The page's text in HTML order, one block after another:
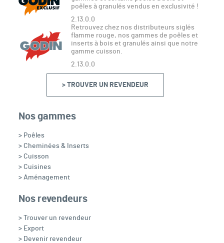
poêles à granulés vendus en exclusivité !
2.13.0.0
Retrouvez chez nos distributeurs siglés
flamme rouge, nos gammes de poêles et
inserts à bois et granulés ainsi que notre
gamme cuisson.
2.13.0.0
> TROUVER UN REVENDEUR
Nos gammes
> Poêles
> Cheminées & Inserts
> Cuisson
> Cuisines
> Aménagement
Nos revendeurs
> Trouver un revendeur
> Export
> Devenir revendeur